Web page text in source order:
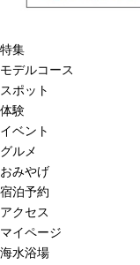
特集
モデルコース
スポット
体験
イベント
グルメ
おみやげ
宿泊予約
アクセス
マイページ
海水浴場